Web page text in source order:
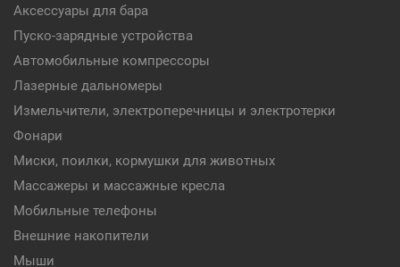
Аксессуары для бара
Пуско-зарядные устройства
Автомобильные компрессоры
Лазерные дальномеры
Измельчители, электроперечницы и электротерки
Фонари
Миски, поилки, кормушки для животных
Массажеры и массажные кресла
Мобильные телефоны
Внешние накопители
Мыши